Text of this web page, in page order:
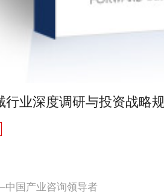
行业深度调研与投资战略
国产业咨询领导者